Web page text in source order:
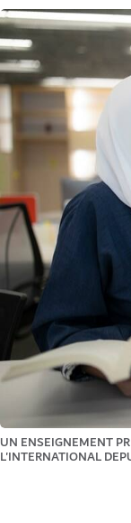
UN ENSEIGNEMENT
L'INTERNATIONAL